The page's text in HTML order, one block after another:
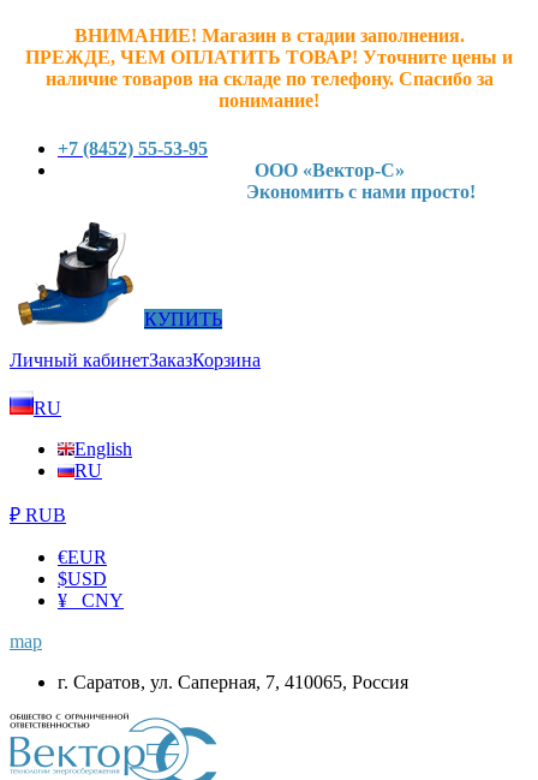
ВНИМАНИЕ! Магазин в стадии заполнения.
ПРЕЖДЕ, ЧЕМ ОПЛАТИТЬ ТОВАР! Уточните цены и
наличие товаров на складе по телефону. Спасибо за
понимание!
+7 (8452) 55-53-95
ООО «Вектор-С»
Экономить с нами просто!
КУПИТЬ
Личный кабинетЗаказКорзина
RU
English
RU
₽ RUB
€EUR
$USD
¥ CNY
map
г. Саратов, ул. Саперная, 7, 410065, Россия